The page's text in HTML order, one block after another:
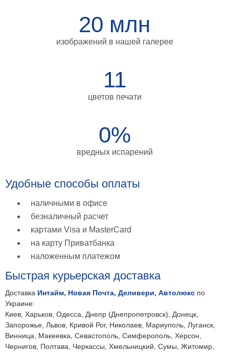
20 млн
изображений в нашей галерее
11
цветов печати
0%
вредных испарений
Удобные способы оплаты
наличными в офисе
безналичный расчет
картами Visa и MasterCard
на карту Приватбанка
наложенным платежом
Быстрая курьерская доставка
Доставка Интайм, Новая Почта, Деливери, Автолюкс по
Украине:
Киев, Харьков, Одесса, Днепр (Днепропетровск), Донецк,
Запорожье, Львов, Кривой Рог, Николаев, Мариуполь, Луганск,
Винница, Макеевка, Севастополь, Симферополь, Херсон,
Чернигов, Полтава, Черкассы, Хмельницкий, Сумы, Житомир,